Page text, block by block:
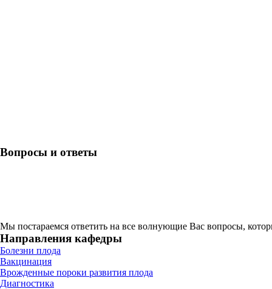
Вопросы и ответы
Мы постараемся ответить на все волнующие Вас вопросы,
Направления кафедры
Болезни плода
Вакцинация
Врожденные пороки развития плода
Диагностика